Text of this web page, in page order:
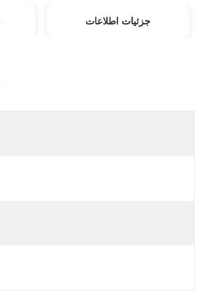
جزئیات اطلاعات